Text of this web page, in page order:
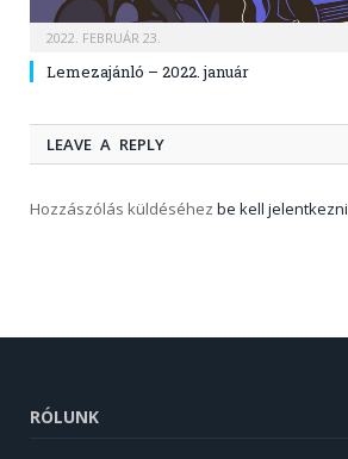
2022. FEBRUÁR 23.
Lemezajánló – 2022. január
LEAVE A REPLY
Hozzászólás küldéséhez be kell jelentkezni
RÓLUNK